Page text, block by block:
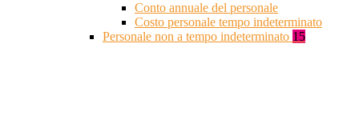
Conto annuale del personale
Costo personale tempo indeterminato
Personale non a tempo indeterminato 15